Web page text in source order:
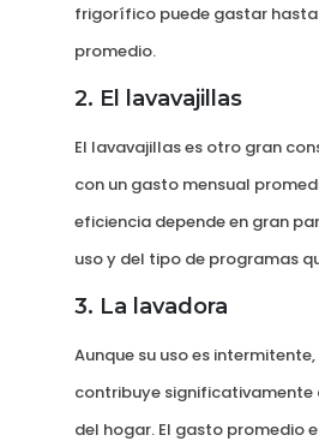
frigorífico puede gastar hasta
promedio.
2. El lavavajillas
El lavavajillas es otro gran
con un gasto mensual
eficiencia depende en gran
uso y del tipo de programas
3. La lavadora
Aunque su uso es
contribuye
del hogar. El gasto promedio